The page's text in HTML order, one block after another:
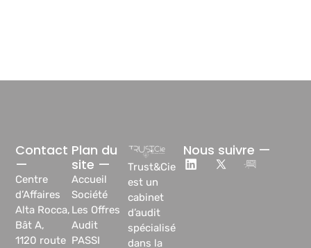
Trust&Cie
est un
cabinet
d’audit
spécialisé
dans la
Plan du
site —
Accueil
Société
Les Offres
Audit
PASSI
Contact
—
Centre
d’Affaires
Alta Rocca,
Bât A,
1120 route
Nous suivre —